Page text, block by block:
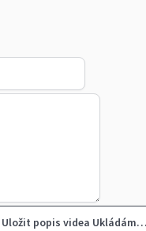
Uložit popis videa